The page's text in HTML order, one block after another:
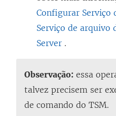
Configurar Serviço
Serviço de arquivo
Server .
Observação: essa
talvez precisem ser
de comando do TSM.